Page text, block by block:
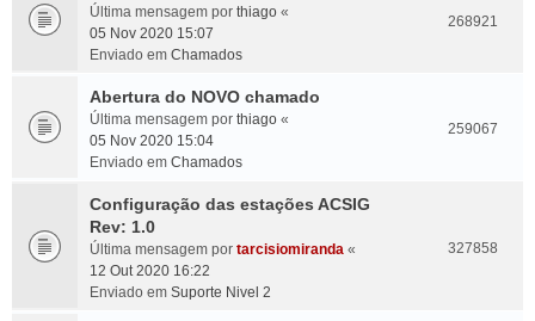
Última mensagem por thiago «
05 Nov 2020 15:07
Enviado em Chamados
268921
Abertura do NOVO chamado
Última mensagem por thiago «
05 Nov 2020 15:04
Enviado em Chamados
259067
Configuração das estações ACSIG
Rev: 1.0
Última mensagem por tarcisiomiranda «
12 Out 2020 16:22
Enviado em Suporte Nivel 2
327858